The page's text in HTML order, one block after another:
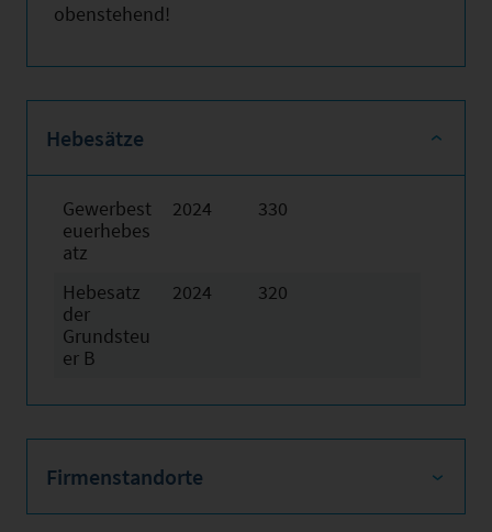
obenstehend!
Hebesätze
Gewerbest
euerhebes
atz
2024 330
Hebesatz
der
Grundsteu
er B
2024 320
Firmenstandorte